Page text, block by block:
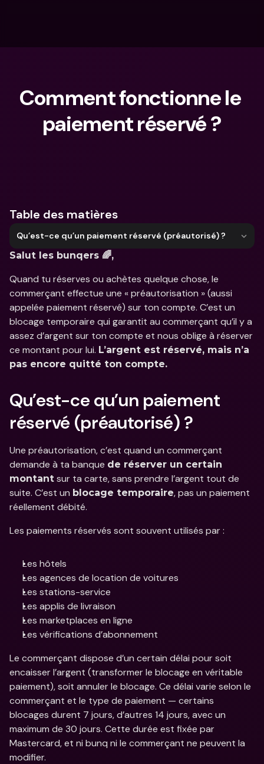
Comment fonctionne le
paiement réservé ?
Table des matières
Qu’est-ce qu’un paiement réservé (préautorisé) ?
Salut les bunqers 🌈,
Quand tu réserves ou achètes quelque chose, le
commerçant effectue une « préautorisation » (aussi
appelée paiement réservé) sur ton compte. C’est un
blocage temporaire qui garantit au commerçant qu’il y a
assez d’argent sur ton compte et nous oblige à réserver
ce montant pour lui. L’argent est réservé, mais n’a
pas encore quitté ton compte.
Qu’est-ce qu’un paiement
réservé (préautorisé) ?
Une préautorisation, c’est quand un commerçant
demande à ta banque de réserver un certain
montant sur ta carte, sans prendre l’argent tout de
suite. C’est un blocage temporaire, pas un paiement
réellement débité.
Les paiements réservés sont souvent utilisés par :
Les hôtels
Les agences de location de voitures
Les stations-service
Les applis de livraison
Les marketplaces en ligne
Les vérifications d’abonnement
Le commerçant dispose d’un certain délai pour soit
encaisser l’argent (transformer le blocage en véritable
paiement), soit annuler le blocage. Ce délai varie selon le
commerçant et le type de paiement — certains
blocages durent 7 jours, d’autres 14 jours, avec un
maximum de 30 jours. Cette durée est fixée par
Mastercard, et ni bunq ni le commerçant ne peuvent la
modifier.